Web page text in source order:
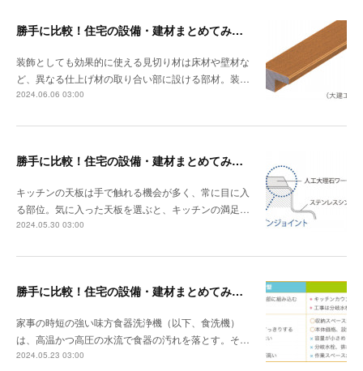
勝手に比較！住宅の設備・建材まとめてみました！～見切り材編
装飾としても効果的に使える見切り材は床材や壁材な
ど、異なる仕上げ材の取り合い部に設ける部材。装…
2024.06.06 03:00
勝手に比較！住宅の設備・建材まとめてみました！～キッチン天板の素材編
キッチンの天板は手で触れる機会が多く、常に目に入
る部位。気に入った天板を選ぶと、キッチンの満足…
2024.05.30 03:00
勝手に比較！住宅の設備・建材まとめてみました！～食器洗浄機編
家事の時短の強い味方食器洗浄機（以下、食洗機）
は、高温かつ高圧の水流で食器の汚れを落とす。そ…
2024.05.23 03:00